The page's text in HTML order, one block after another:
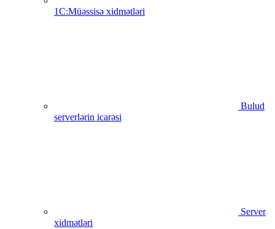
1C:Müəssisə xidmətləri
Bulud
serverlərin icarəsi
Server
xidmətləri